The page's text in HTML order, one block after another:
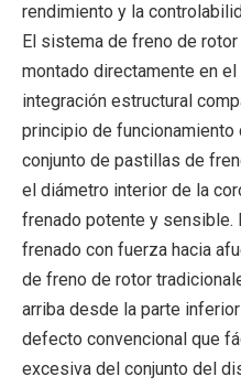
rendimiento y la
El sistema de freno de
montado directamente en
integración estructural
principio de funcionamiento
conjunto de pastillas de
el diámetro interior de la
frenado potente y sensible.
frenado con fuerza hacia
de freno de rotor
arriba desde la parte
defecto convencional que
excesiva del conjunto del